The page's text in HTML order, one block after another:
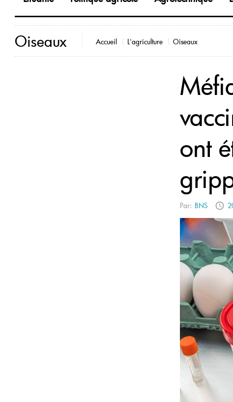
Oiseaux Accueil L'agriculture Oiseaux
ont
Par: BNS